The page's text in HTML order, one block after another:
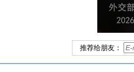
推荐给朋友：